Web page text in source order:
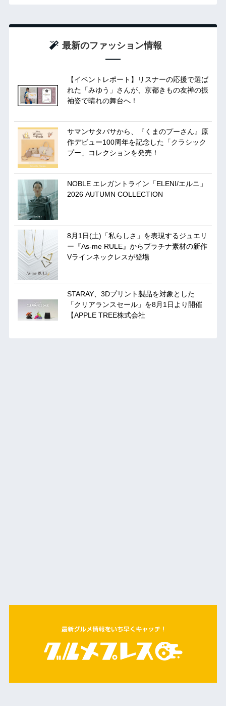
最新のファッション情報
【イベントレポート】リスナーの応援で選ば
れた「みゆう」さんが、京都きもの友禅の振
袖姿で晴れの舞台へ！
サマンサタバサから、『くまのプーさん』原
作デビュー100周年を記念した「クラシック
プー」コレクションを発売！
NOBLE エレガントライン「ELENI/エルニ」
2026 AUTUMN COLLECTION
8月1日(土)「私らしさ」を表現するジュエリ
ー『As-me RULE』からプラチナ素材の新作
Vラインネックレスが登場
STARAY、3Dプリント製品を対象とした
「クリアランスセール」を8月1日より開催
【APPLE TREE株式会社